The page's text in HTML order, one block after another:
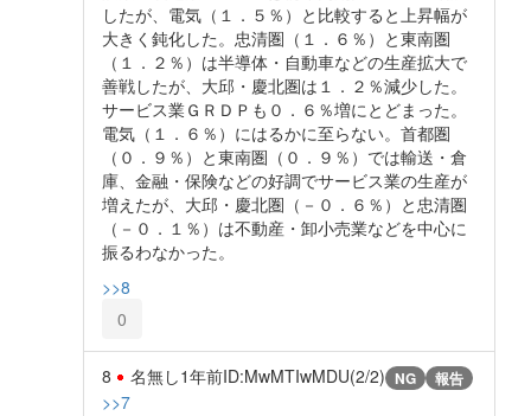
したが、電気（１．５％）と比較すると上昇幅が
大きく鈍化した。忠清圏（１．６％）と東南圏
（１．２％）は半導体・自動車などの生産拡大で
善戦したが、大邱・慶北圏は１．２％減少した。
サービス業ＧＲＤＰも０．６％増にとどまった。
電気（１．６％）にはるかに至らない。首都圏
（０．９％）と東南圏（０．９％）では輸送・倉
庫、金融・保険などの好調でサービス業の生産が
増えたが、大邱・慶北圏（－０．６％）と忠清圏
（－０．１％）は不動産・卸小売業などを中心に
振るわなかった。
>>8
0
8 名無し1年前ID:MwMTIwMDU(2/2) NG 報告
>>7